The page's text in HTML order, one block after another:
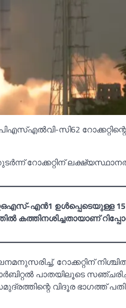
സി62
റോക്കറ്റിന്
എന്‍1 ഉള്‍പ്പെടെയുള്ള
കത്തിനശിച്ചതായാണ്
റോക്കറ്റിന്
പാതയിലൂടെ
വിദൂര ഭാഗത്ത്